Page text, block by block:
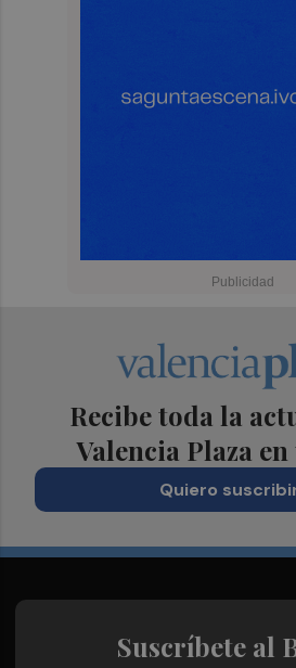
Recibe toda la
Valencia Plaza
Quiero
Suscríbete al